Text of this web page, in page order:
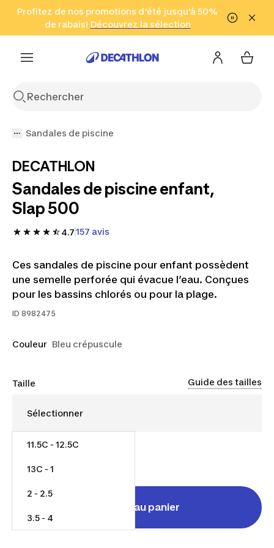
Aller à la recherche Aller au contenu Aller au pied de
Profitez de nos promotions d'été jusqu'à 50%
de rabais! Découvrez la sélection
Cliquez ici
en seulement 2 h!
(Zones sélectionnées)
Sandales de piscine
DECATHLON
Sandales de piscine enfant,
Slap 500
4.7157 avis
Ces sandales de piscine pour enfant possèdent
une semelle perforée qui évacue l’eau. Conçues
pour les bassins chlorés ou pour la plage.
ID 8982475
Couleur Bleu crépuscule
Taille Guide des tailles
11.5C - 12.5C
13C - 1
2 - 2.5
3.5 - 4
Ajouter au panier